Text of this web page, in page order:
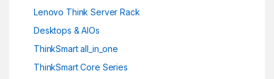
Lenovo Think Server Rack
Desktops & AIOs
ThinkSmart all_in_one
ThinkSmart Core Series